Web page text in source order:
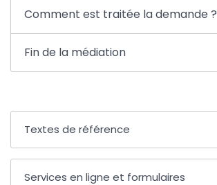
Comment est traitée la demande ?
Fin de la médiation
Textes de référence
Services en ligne et formulaires